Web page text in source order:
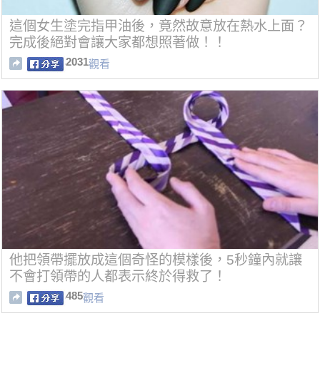
這個女生塗完指甲油後，竟然故意放在熱水上面？
完成後絕對會讓大家都想照著做！！
2031觀看
他把領帶擺放成這個奇怪的模樣後，5秒鐘內就讓
不會打領帶的人都表示終於得救了！
485觀看